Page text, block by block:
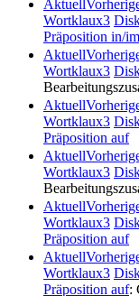
Aktuell
Wortklaux3
Präposition in/im
Aktuell
Wortklaux3
Aktuell
Wortklaux3
Präposition auf
Aktuell
Wortklaux3
Aktuell
Wortklaux3
Präposition auf
Aktuell
Wortklaux3
Präposition auf: